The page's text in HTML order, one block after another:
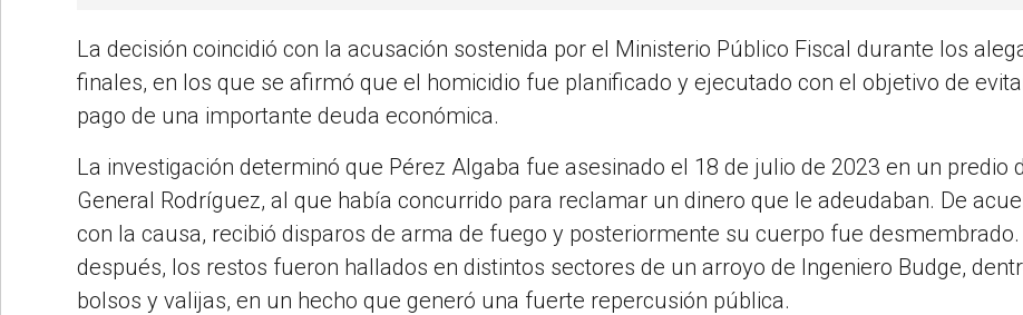
La decisión coincidió con la acusación sostenida por el Ministerio Público Fiscal durante los
finales, en los que se afirmó que el homicidio fue planificado y ejecutado con el objetivo de
pago de una importante deuda económica.
La investigación determinó que Pérez Algaba fue asesinado el 18 de julio de 2023 en un predio
General Rodríguez, al que había concurrido para reclamar un dinero que le adeudaban. De
con la causa, recibió disparos de arma de fuego y posteriormente su cuerpo fue desmembrado.
después, los restos fueron hallados en distintos sectores de un arroyo de Ingeniero Budge,
bolsos y valijas, en un hecho que generó una fuerte repercusión pública.